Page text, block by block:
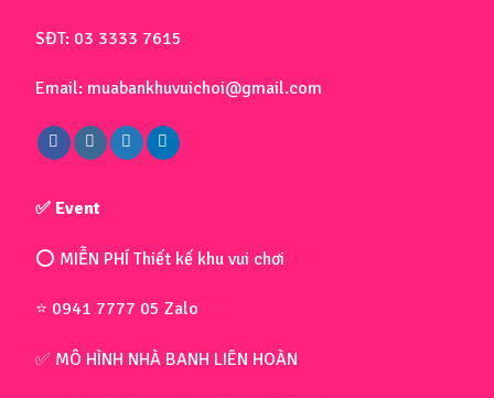
SĐT: 03 3333 7615
Email: muabankhuvuichoi@gmail.com
✅ Event
⭕ MIỄN PHÍ Thiết kế khu vui chơi
⭐ 0941 7777 05 Zalo
✅ MÔ HÌNH NHÀ BANH LIÊN HOÀN